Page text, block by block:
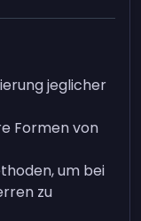
jeglicher
Formen von
um bei
zu